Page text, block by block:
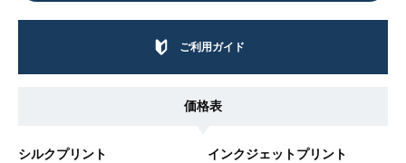
ご利用ガイド
価格表
シルクプリント インクジェットプリント